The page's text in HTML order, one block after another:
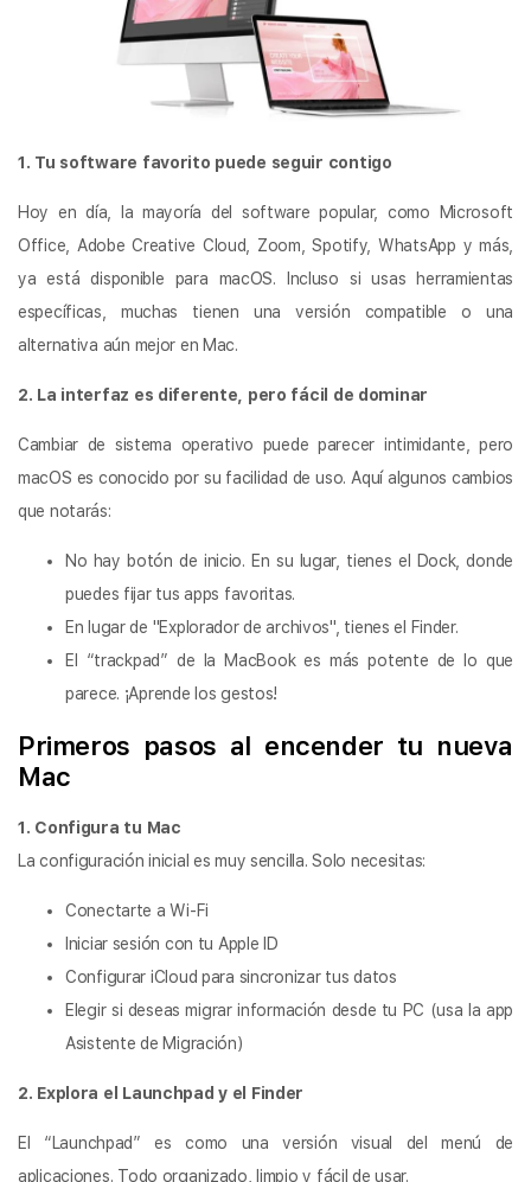
1. Tu software favorito puede seguir contigo
Hoy en día, la mayoría del software popular, como Microsoft
Office, Adobe Creative Cloud, Zoom, Spotify, WhatsApp y más,
ya está disponible para macOS. Incluso si usas herramientas
específicas, muchas tienen una versión compatible o una
alternativa aún mejor en Mac.
2. La interfaz es diferente, pero fácil de dominar
Cambiar de sistema operativo puede parecer intimidante, pero
macOS es conocido por su facilidad de uso. Aquí algunos cambios
que notarás:
No hay botón de inicio. En su lugar, tienes el Dock, donde
puedes fijar tus apps favoritas.
En lugar de "Explorador de archivos", tienes el Finder.
El “trackpad” de la MacBook es más potente de lo que
parece. ¡Aprende los gestos!
Primeros pasos al encender tu nueva
Mac
1. Configura tu Mac
La configuración inicial es muy sencilla. Solo necesitas:
Conectarte a Wi-Fi
Iniciar sesión con tu Apple ID
Configurar iCloud para sincronizar tus datos
Elegir si deseas migrar información desde tu PC (usa la app
Asistente de Migración)
2. Explora el Launchpad y el Finder
El “Launchpad” es como una versión visual del menú de
aplicaciones. Todo organizado, limpio y fácil de usar.